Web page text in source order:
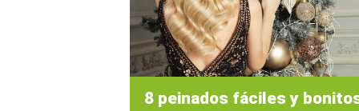
8 peinados fáciles y